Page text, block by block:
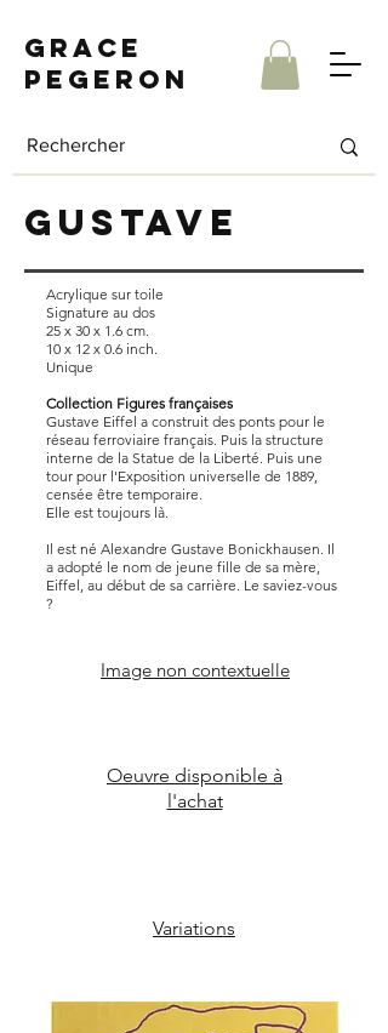
Grace
Pegeron
gustave
Acrylique sur toile
Signature au dos
25 x 30 x 1.6 cm.
10 x 12 x 0.6 inch.
Unique
Collection Figures françaises
Gustave Eiffel a construit des ponts pour le
réseau ferroviaire français. Puis la structure
interne de la Statue de la Liberté. Puis une
tour pour l'Exposition universelle de 1889,
censée être temporaire.
Elle est toujours là.
Il est né Alexandre Gustave Bonickhausen. Il
a adopté le nom de jeune fille de sa mère,
Eiffel, au début de sa carrière. Le saviez-vous
?
Image non contextuelle
Oeuvre disponible à
l'achat
Variations